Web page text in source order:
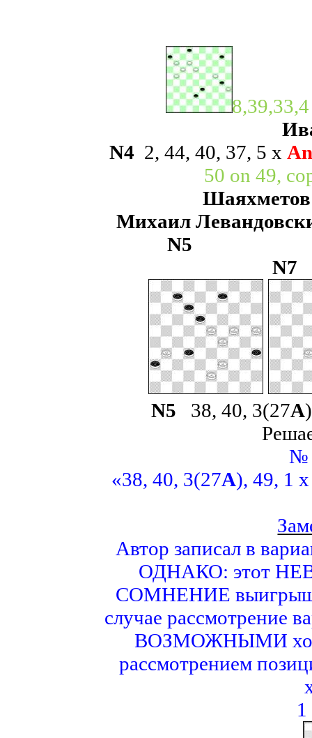
N4 2, 44, 40, 37, 5 х
50 on 49,
Шаяхметов
Михаил
N5
N
N5 38, 40, 3(27А
№
«38, 40, 3(27А), 49, 1
Автор записал в
ОДНАКО: этот
СОМНЕНИЕ выигрыш
случае рассмотрение
ВОЗМОЖНЫМИ
рассмотрением